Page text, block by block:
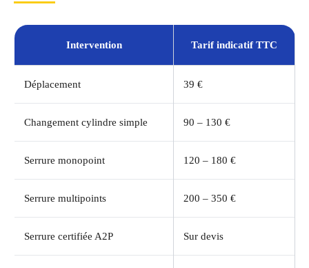
Intervention Tarif indicatif TTC
Déplacement 39 €
Changement cylindre simple 90 – 130 €
Serrure monopoint 120 – 180 €
Serrure multipoints 200 – 350 €
Serrure certifiée A2P Sur devis